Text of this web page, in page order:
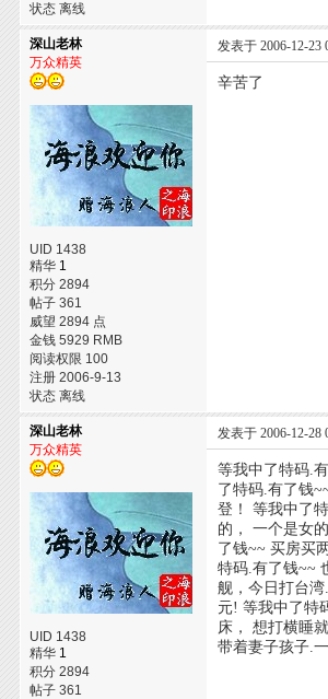
状态 离线
深山老林
万众精英
UID 1438
精华 1
积分 2894
帖子 361
威望 2894 点
金钱 5929 RMB
阅读权限 100
注册 2006-9-13
状态 离线
发表于 2006-12-23
辛苦了
深山老林
万众精英
UID 1438
精华 1
积分 2894
帖子 361
发表于 2006-12-28
等我中了特码.
了特码.有了钱
登！ 等我中了
的， 一个是女
了钱~~ 买房买
特码.有了钱~~
舰，今日打台
元! 等我中了特
床， 想打横睡
带着妻子孩子.